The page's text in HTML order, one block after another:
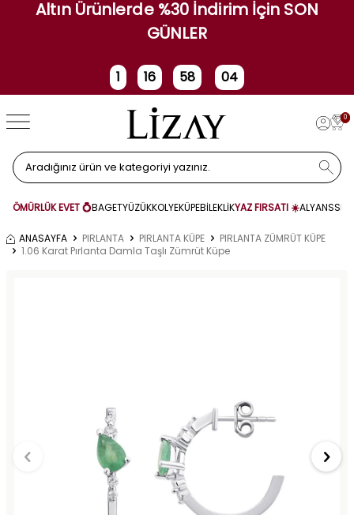
Altın Ürünlerde %30 İndirim İçin SON
GÜNLER
1
Gün
16
Saat
58 03
0
ÖMÜRLÜK EVET 💍BAGETYÜZÜKKOLYEKÜPEBİLEKLİKYAZ FIRSATI ☀️ALYANS
ANASAYFA PIRLANTA PIRLANTA KÜPE
PIRLANTA ZÜMRÜT KÜPE
1.06 Karat Pırlanta Damla Taşlı Zümrüt Küpe